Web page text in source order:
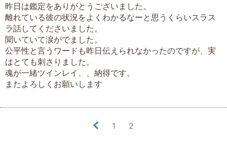
昨日は鑑定をありがとうございました。
離れている彼の状況をよくわかるなーと思うくらいスラス
ラ話してくださいました。
聞いていて涙がでました。
公平性と言うワードも昨日伝えられなかったのですが、実
はとても刺さりました。
魂が一緒ツインレイ、、納得です。
またよろしくお願いします
1 2